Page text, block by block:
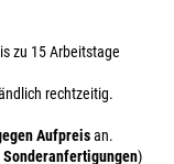
zu 15 Arbeitstage
rechtzeitig.
Aufpreisan.
Sonderanfertigungen)